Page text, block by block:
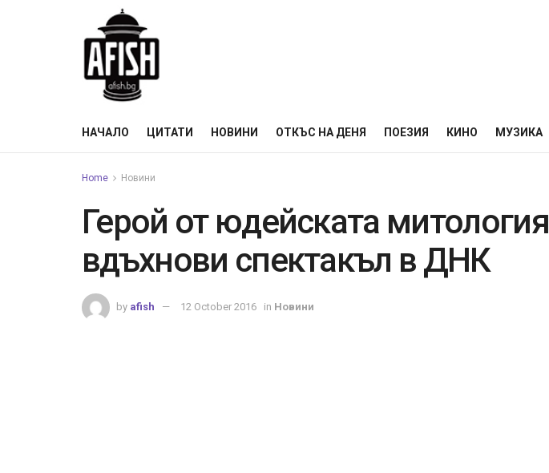
НАЧАЛО ЦИТАТИ НОВИНИ ОТКЪС НА ДЕНЯ ПОЕЗИЯ КИНО МУЗИКА
Home Новини
Герой от юдейската митология
вдъхнови спектакъл в ДНК
by afish 12 October 2016 in Новини